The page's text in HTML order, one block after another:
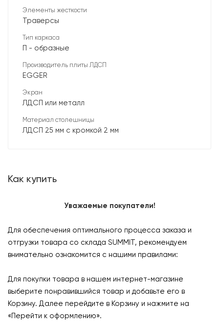
Элементы жесткости
Траверсы
Тип каркаса
П - образные
Производитель плиты ЛДСП
EGGER
Экран
ЛДСП или металл
Материал столешницы
ЛДСП 25 мм с кромкой 2 мм
Как купить
Уважаемые покупатели!
Для обеспечения оптимального процесса заказа и
отгрузки товара со склада SUMMIT, рекомендуем
внимательно ознакомится с нашими правилами:
Для покупки товара в нашем интернет-магазине
выберите понравившийся товар и добавьте его в
Корзину. Далее перейдите в Корзину и нажмите на
«Перейти к оформлению».